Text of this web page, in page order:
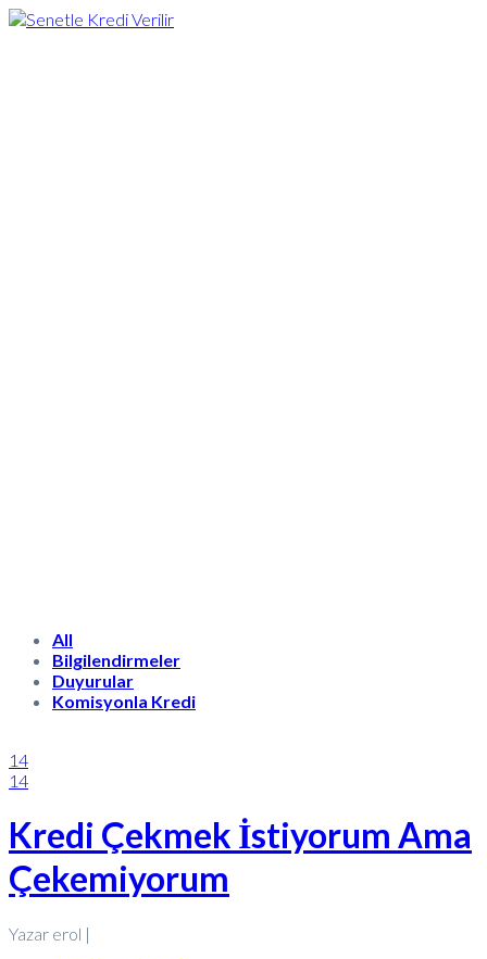
All
Bilgilendirmeler
Duyurular
Komisyonla Kredi
14
14
Kredi Çekmek İstiyorum Ama
Çekemiyorum
Yazar erol |